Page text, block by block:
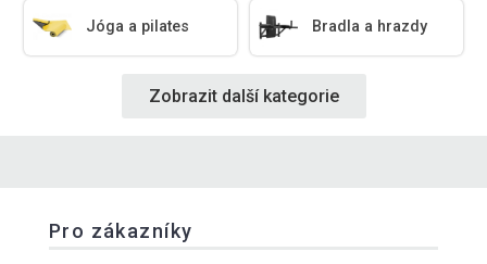
Jóga a pilates Bradla a hrazdy
Zobrazit další kategorie
Pro zákazníky